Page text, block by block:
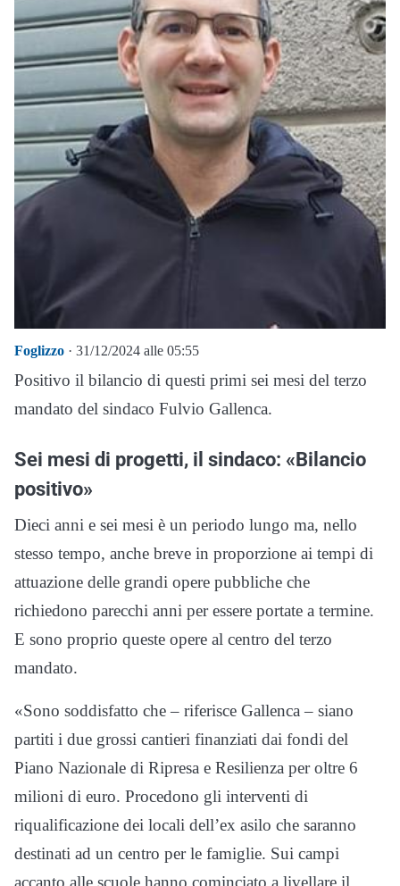
Foglizzo · 31/12/2024 alle 05:55
Positivo il bilancio di questi primi sei mesi del terzo
mandato del sindaco Fulvio Gallenca.
Sei mesi di progetti, il sindaco: «Bilancio
positivo»
Dieci anni e sei mesi è un periodo lungo ma, nello
stesso tempo, anche breve in proporzione ai tempi di
attuazione delle grandi opere pubbliche che
richiedono parecchi anni per essere portate a termine.
E sono proprio queste opere al centro del terzo
mandato.
«Sono soddisfatto che – riferisce Gallenca – siano
partiti i due grossi cantieri finanziati dai fondi del
Piano Nazionale di Ripresa e Resilienza per oltre 6
milioni di euro. Procedono gli interventi di
riqualificazione dei locali dell’ex asilo che saranno
destinati ad un centro per le famiglie. Sui campi